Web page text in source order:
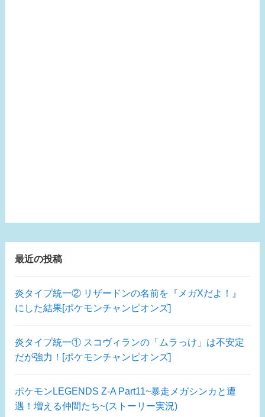
最近の投稿
炎タイプ統一② リザードンの名前を『メガXだよ！』
にした結果[ポケモンチャンピオンズ]
炎タイプ統一① スコヴィランの「ムラっけ」は不安定
だが強力！[ポケモンチャンピオンズ]
ポケモンLEGENDS Z-A Part11~暴走メガシンカと遭
遇！増える仲間たち~(ストーリー実況)